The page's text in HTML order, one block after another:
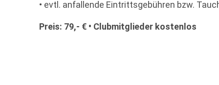
• evtl. anfallende Eintrittsgebühren bzw.
Preis: 79,- € • Clubmitglieder kostenlos